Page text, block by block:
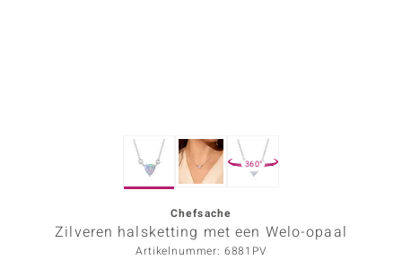
360°
Chefsache
Zilveren halsketting met een Welo-opaal
Artikelnummer: 6881PV